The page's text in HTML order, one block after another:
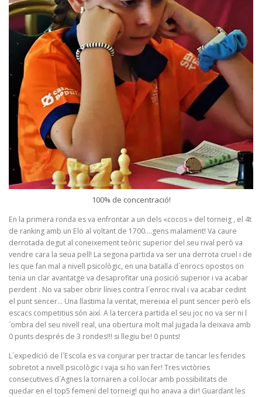
100% de concentració!
En la primera ronda es va enfrontar a un dels «cocos » del torneig , el 4t
de ranking amb un Elo al voltant de 1700….gens malament! Va caure
derrotada degut al coneixement teòric superior del seu rival però va
vendre cara la seua pell! La segona partida va ser una derrota cruel i de
les que fan mal a nivell psicològic, en una batalla d´enrocs opostos on
tenia un clar avantatge va desaprofitar una posició superior i va acabar
perdent . No va saber obrir línies contra l´enroc rival i va acabar cedint
el punt sencer… Una llastima la veritat, mereixia el punt sencer però els
escacs competitius són així. A la tercera partida el seu joc no va ser ni l
´ombra del seu nivell real, una obertura molt mal jugada la deixava amb
0 punts després de 3 rondes!!! si llegiu be! 0 punts!
L´expedició de l´Escola es va conjurar per tractar de tancar les ferides
sobretot a nivell psicològic i vaja si ho van fer! Tres victòries
consecutives d´Agnes la tornaren a col.locar amb possibilitats de
quedar en el top5 femení del torneig! qui ho anava a dir! Guardant les